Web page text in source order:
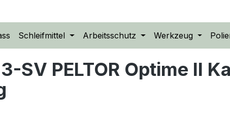
Schleifmittel Arbeitsschutz Werkzeug
SV PELTOR Optime II